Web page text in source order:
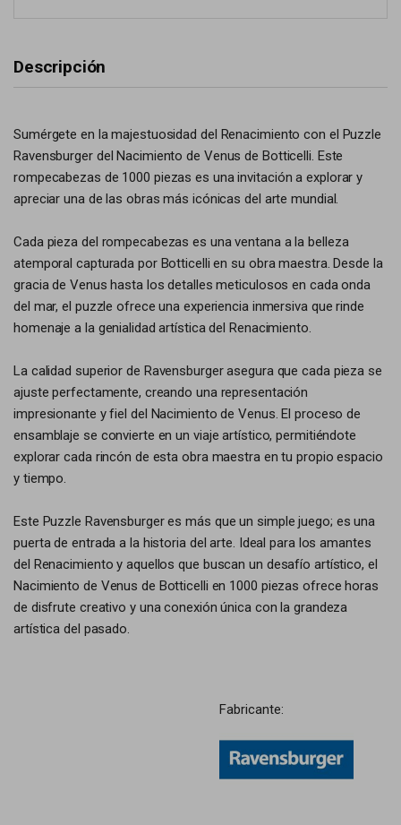
Descripción
Sumérgete en la majestuosidad del Renacimiento con el Puzzle
Ravensburger del Nacimiento de Venus de Botticelli. Este
rompecabezas de 1000 piezas es una invitación a explorar y
apreciar una de las obras más icónicas del arte mundial.
Cada pieza del rompecabezas es una ventana a la belleza
atemporal capturada por Botticelli en su obra maestra. Desde la
gracia de Venus hasta los detalles meticulosos en cada onda
del mar, el puzzle ofrece una experiencia inmersiva que rinde
homenaje a la genialidad artística del Renacimiento.
La calidad superior de Ravensburger asegura que cada pieza se
ajuste perfectamente, creando una representación
impresionante y fiel del Nacimiento de Venus. El proceso de
ensamblaje se convierte en un viaje artístico, permitiéndote
explorar cada rincón de esta obra maestra en tu propio espacio
y tiempo.
Este Puzzle Ravensburger es más que un simple juego; es una
puerta de entrada a la historia del arte. Ideal para los amantes
del Renacimiento y aquellos que buscan un desafío artístico, el
Nacimiento de Venus de Botticelli en 1000 piezas ofrece horas
de disfrute creativo y una conexión única con la grandeza
artística del pasado.
Fabricante: